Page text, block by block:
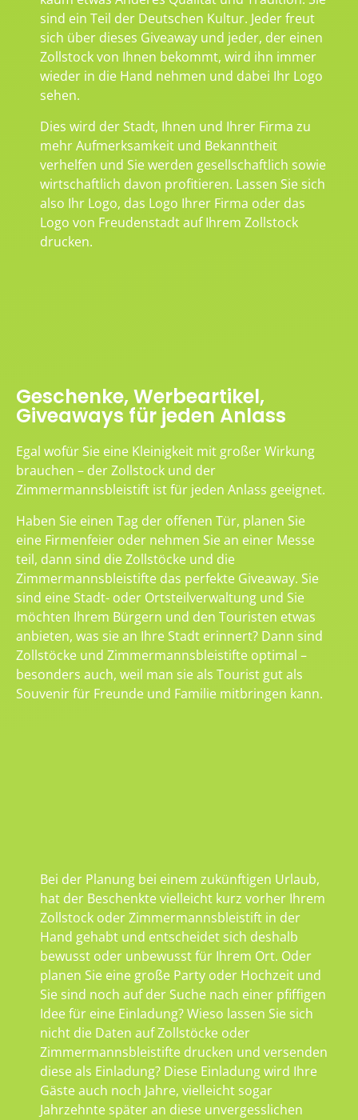
sind ein Teil der Deutschen Kultur. Jeder freut
sich über dieses Giveaway und jeder, der einen
Zollstock von Ihnen bekommt, wird ihn immer
wieder in die Hand nehmen und dabei Ihr Logo
sehen.
Dies wird der Stadt, Ihnen und Ihrer Firma zu
mehr Aufmerksamkeit und Bekanntheit
verhelfen und Sie werden gesellschaftlich sowie
wirtschaftlich davon profitieren. Lassen Sie sich
also Ihr Logo, das Logo Ihrer Firma oder das
Logo von Freudenstadt auf Ihrem Zollstock
drucken.
Geschenke, Werbeartikel,
Giveaways für jeden Anlass
Egal wofür Sie eine Kleinigkeit mit großer Wirkung
brauchen – der Zollstock und der
Zimmermannsbleistift ist für jeden Anlass geeignet.
Haben Sie einen Tag der offenen Tür, planen Sie
eine Firmenfeier oder nehmen Sie an einer Messe
teil, dann sind die Zollstöcke und die
Zimmermannsbleistifte das perfekte Giveaway. Sie
sind eine Stadt- oder Ortsteilverwaltung und Sie
möchten Ihrem Bürgern und den Touristen etwas
anbieten, was sie an Ihre Stadt erinnert? Dann sind
Zollstöcke und Zimmermannsbleistifte optimal –
besonders auch, weil man sie als Tourist gut als
Souvenir für Freunde und Familie mitbringen kann.
Bei der Planung bei einem zukünftigen Urlaub,
hat der Beschenkte vielleicht kurz vorher Ihrem
Zollstock oder Zimmermannsbleistift in der
Hand gehabt und entscheidet sich deshalb
bewusst oder unbewusst für Ihrem Ort. Oder
planen Sie eine große Party oder Hochzeit und
Sie sind noch auf der Suche nach einer pfiffigen
Idee für eine Einladung? Wieso lassen Sie sich
nicht die Daten auf Zollstöcke oder
Zimmermannsbleistifte drucken und versenden
diese als Einladung? Diese Einladung wird Ihre
Gäste auch noch Jahre, vielleicht sogar
Jahrzehnte später an diese unvergesslichen